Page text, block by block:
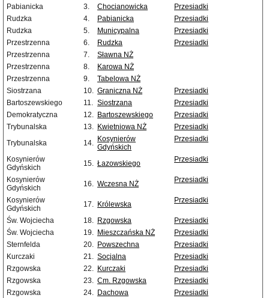
Pabianicka
3. Chocianowicka
Przesiadki
Rudzka
4. Pabianicka
Przesiadki
Rudzka
5. Municypalna
Przesiadki
Przestrzenna
6. Rudzka
Przesiadki
Przestrzenna
7.
Sławna NŻ
Przestrzenna
8.
Karowa NŻ
Przestrzenna
9.
Tabelowa NŻ
Siostrzana
10. Graniczna NŻ
Przesiadki
Bartoszewskiego
11. Siostrzana
Przesiadki
Demokratyczna
12. Bartoszewskiego
Przesiadki
Trybunalska
13. Kwietniowa NŻ
Przesiadki
Trybunalska
14. Kosynierów
Gdyńskich
Przesiadki
Kosynierów
Gdyńskich
15. Łazowskiego Przesiadki
Kosynierów
Gdyńskich
16. Wczesna NŻ Przesiadki
Kosynierów
Gdyńskich
17. Królewska Przesiadki
Św. Wojciecha 18. Rzgowska
Przesiadki
Św. Wojciecha
19. Mieszczańska NŻ
Przesiadki
Sternfelda
20. Powszechna
Przesiadki
Kurczaki
21. Socjalna
Przesiadki
Rzgowska
22. Kurczaki
Przesiadki
Rzgowska
23. Cm. Rzgowska
Przesiadki
Rzgowska
24. Dachowa
Przesiadki